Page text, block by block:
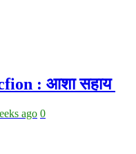
: आशा सहाय
ago 0